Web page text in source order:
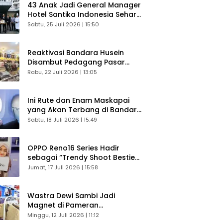
43 Anak Jadi General Manager
Hotel Santika Indonesia Sehari
Sukses Digelar
Sabtu, 25 Juli 2026 | 15:50
Reaktivasi Bandara Husein
Disambut Pedagang Pasar
Baru, Diyakini Bangkitkan
Rabu, 22 Juli 2026 | 13:05
Ini Rute dan Enam Maskapai
yang Akan Terbang di Bandara
Husein Sastranegara
Sabtu, 18 Juli 2026 | 15:49
OPPO Reno16 Series Hadir
sebagai “Trendy Shoot Bestie”,
Bikin Konten Kreator Makin
Jumat, 17 Juli 2026 | 15:58
Wastra Dewi Sambi Jadi
Magnet di Pameran
Dekranasda, Banyak Diminati
Minggu, 12 Juli 2026 | 11:12